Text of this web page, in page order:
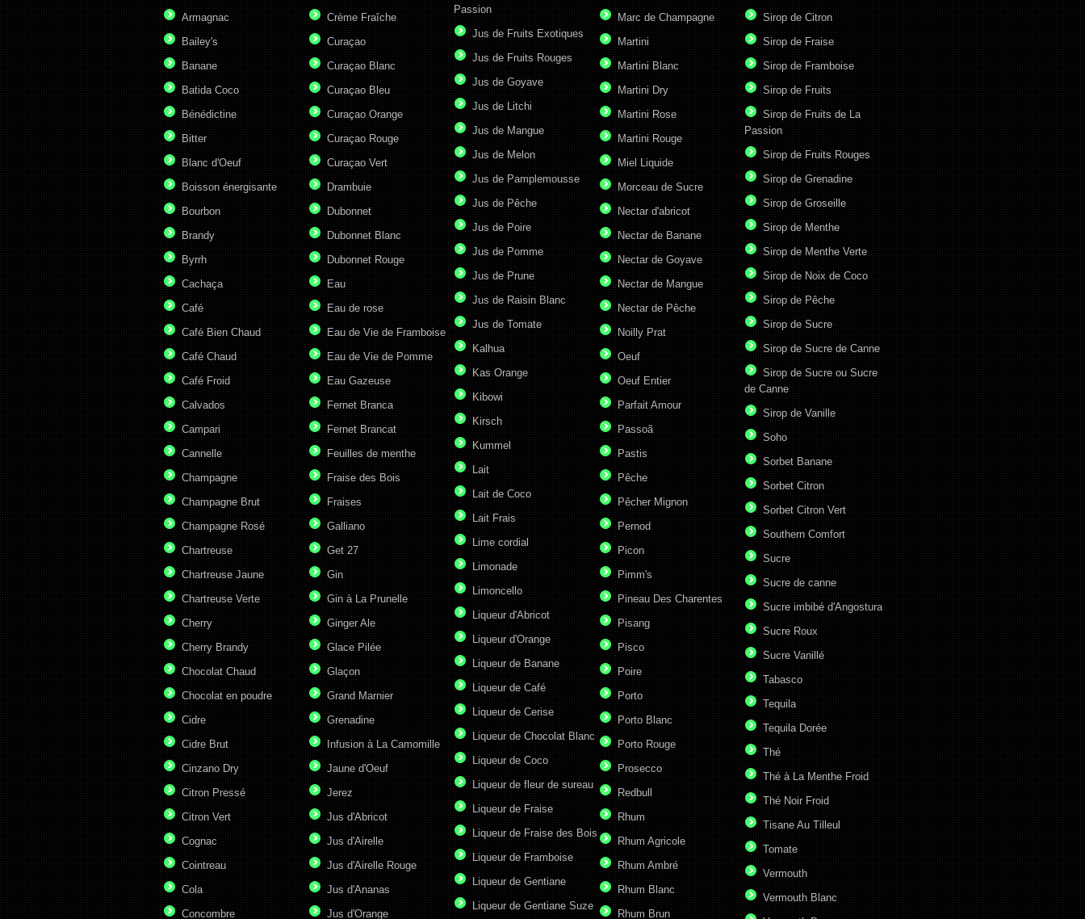
Armagnac
Bailey's
Banane
Batida Coco
Bénédictine
Bitter
Blanc d'Oeuf
Boisson énergisante
Bourbon
Brandy
Byrrh
Cachaça
Café
Café Bien Chaud
Café Chaud
Café Froid
Calvados
Campari
Cannelle
Champagne
Champagne Brut
Champagne Rosé
Chartreuse
Chartreuse Jaune
Chartreuse Verte
Cherry
Cherry Brandy
Chocolat Chaud
Chocolat en poudre
Cidre
Cidre Brut
Cinzano Dry
Citron Pressé
Citron Vert
Cognac
Cointreau
Cola
Concombre
Crème Fraîche
Curaçao
Curaçao Blanc
Curaçao Bleu
Curaçao Orange
Curaçao Rouge
Curaçao Vert
Drambuie
Dubonnet
Dubonnet Blanc
Dubonnet Rouge
Eau
Eau de rose
Eau de Vie de Framboise
Eau de Vie de Pomme
Eau Gazeuse
Fernet Branca
Fernet Brancat
Feuilles de menthe
Fraise des Bois
Fraises
Galliano
Get 27
Gin
Gin à La Prunelle
Ginger Ale
Glace Pilée
Glaçon
Grand Marnier
Grenadine
Infusion à La Camomille
Jaune d'Oeuf
Jerez
Jus d'Abricot
Jus d'Airelle
Jus d'Airelle Rouge
Jus d'Ananas
Jus d'Orange
Passion
Jus de Fruits Exotiques
Jus de Fruits Rouges
Jus de Goyave
Jus de Litchi
Jus de Mangue
Jus de Melon
Jus de Pamplemousse
Jus de Pêche
Jus de Poire
Jus de Pomme
Jus de Prune
Jus de Raisin Blanc
Jus de Tomate
Kalhua
Kas Orange
Kibowi
Kirsch
Kummel
Lait
Lait de Coco
Lait Frais
Lime cordial
Limonade
Limoncello
Liqueur d'Abricot
Liqueur d'Orange
Liqueur de Banane
Liqueur de Café
Liqueur de Cerise
Liqueur de Chocolat Blanc
Liqueur de Coco
Liqueur de fleur de sureau
Liqueur de Fraise
Liqueur de Fraise des Bois
Liqueur de Framboise
Liqueur de Gentiane
Liqueur de Gentiane Suze
Marc de Champagne
Martini
Martini Blanc
Martini Dry
Martini Rose
Martini Rouge
Miel Liquide
Morceau de Sucre
Nectar d'abricot
Nectar de Banane
Nectar de Goyave
Nectar de Mangue
Nectar de Pêche
Noilly Prat
Oeuf
Oeuf Entier
Parfait Amour
Passoã
Pastis
Pêche
Pêcher Mignon
Pernod
Picon
Pimm's
Pineau Des Charentes
Pisang
Pisco
Poire
Porto
Porto Blanc
Porto Rouge
Prosecco
Redbull
Rhum
Rhum Agricole
Rhum Ambré
Rhum Blanc
Rhum Brun
Sirop de Citron
Sirop de Fraise
Sirop de Framboise
Sirop de Fruits
Sirop de Fruits de La
Passion
Sirop de Fruits Rouges
Sirop de Grenadine
Sirop de Groseille
Sirop de Menthe
Sirop de Menthe Verte
Sirop de Noix de Coco
Sirop de Pêche
Sirop de Sucre
Sirop de Sucre de Canne
Sirop de Sucre ou Sucre
de Canne
Sirop de Vanille
Soho
Sorbet Banane
Sorbet Citron
Sorbet Citron Vert
Southern Comfort
Sucre
Sucre de canne
Sucre imbibé d'Angostura
Sucre Roux
Sucre Vanillé
Tabasco
Tequila
Tequila Dorée
Thé
Thé à La Menthe Froid
Thé Noir Froid
Tisane Au Tilleul
Tomate
Vermouth
Vermouth Blanc